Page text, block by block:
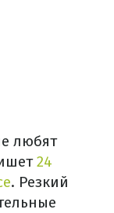
любят
24
. Резкий